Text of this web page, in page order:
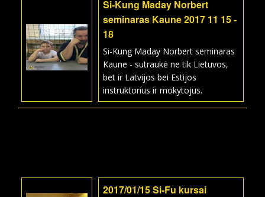
Si-Kung Maday Norbert
seminaras Kaune 2017 11 15 -
18
Si-Kung Maday Norbert seminaras
Kaune - sutraukė ne tik Lietuvos,
bet ir Latvijos bei Estijos
instruktorius ir mokytojus.
2017/01/15 Si-Fu kursai